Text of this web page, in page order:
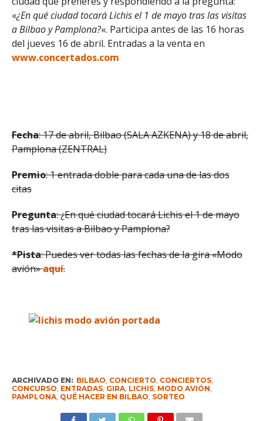
«¿En qué ciudad tocará Lichis el 1 de mayo tras las visitas
a Bilbao y Pamplona?«. Participa antes de las 16 horas
del jueves 16 de abril. Entradas a la venta en
www.concertados.com
Fecha: 17 de abril, Bilbao (SALA AZKENA) y 18 de abril,
Pamplona (ZENTRAL)
Premio: 1 entrada doble para cada una de las dos
citas
Pregunta: ¿En qué ciudad tocará Lichis el 1 de mayo
tras las visitas a Bilbao y Pamplona?
*Pista: Puedes ver todas las fechas de la gira «Modo
avión»aquí.
ARCHIVADO EN: BILBAO, CONCIERTO, CONCIERTOS,
CONCURSO, ENTRADAS, GIRA, LICHIS, MODO AVIÓN,
PAMPLONA, QUÉ HACER EN BILBAO, SORTEO